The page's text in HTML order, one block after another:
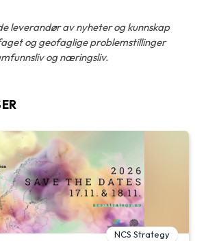
leverandør av nyheter og kunnskap
og geofaglige problemstillinger
og næringsliv.
NCS Strategy